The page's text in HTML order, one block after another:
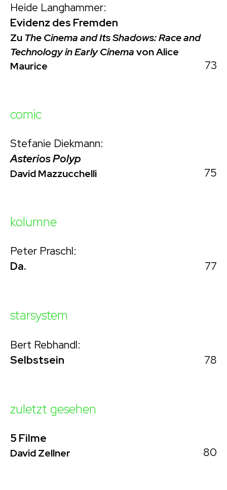
Heide Langhammer:
Evidenz des Fremden
ZuThe Cinema and Its Shadows: Race and
Technology in Early Cinemavon Alice
Maurice
73
comic
Stefanie Diekmann:
Asterios Polyp
David Mazzucchelli 75
kolumne
Peter Praschl:
Da.
77
starsystem
Bert Rebhandl:
Selbstsein
78
zuletzt gesehen
5 Filme
David Zellner 80